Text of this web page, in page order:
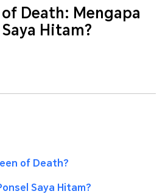
of Death: Mengapa
Hitam?
of Death?
Saya Hitam?